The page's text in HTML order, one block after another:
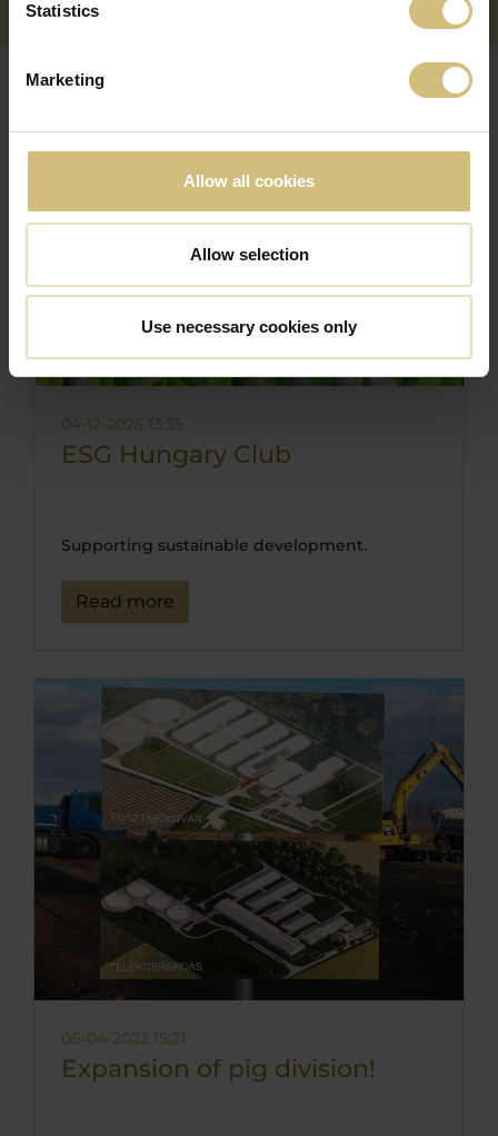
Statistics
Marketing
Allow all cookies
Allow selection
Use necessary cookies only
NOVINKY
04-12-2025 13:35
ESG Hungary Club
Supporting sustainable development.
Read more
06-04-2022 15:21
Expansion of pig division!